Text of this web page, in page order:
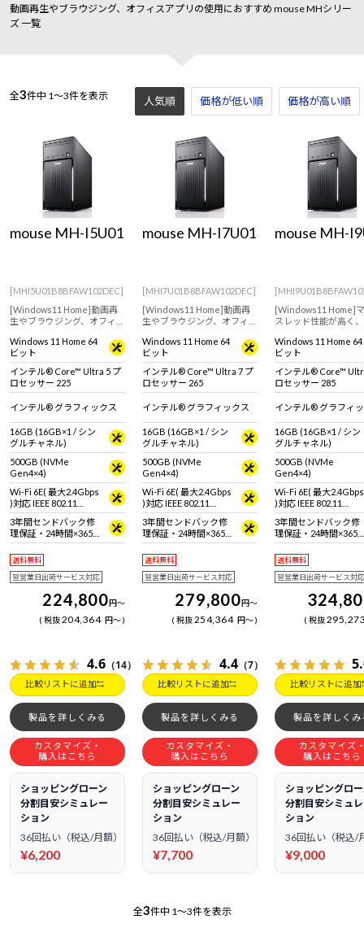
動画再生やブラウジング、オフィスアプリの使用におすすめ mouse MHシリー
ズ 一覧
全3件中 1～3件を表示 人気順 価格が低い順 価格が高い順
mouse MH-I5U01
[MHI5U01B8BFAW102DEC]
[Windows11 Home]動画再
生やブラウジング、オフィス
スタンダードデスクトップ
パソコン。【キーボード・マ
ウス標準付属】
Windows 11 Home 64
ビット
インテル® Core™ Ultra 5 プ
ロセッサー 225
インテル® グラフィックス
16GB (16GB×1 / シン
グルチャネル)
500GB (NVMe
Gen4×4)
Wi-Fi 6E( 最大2.4Gbps
)対応 IEEE 802.11
ax/ac/a/b/g/n準拠 ＋
Bluetooth 5内蔵
3年間センドバック修
理保証・24時間×365
日電話サポート
送料無料
翌営業日出荷サービス対応
224,800円～
税抜204,364 円～
4.6 （14）
比較リストに追加
製品を詳しくみる
カスタマイズ・
購入はこちら
ショッピングローン
分割目安シミュレー
ション
36回払い（税込/月額）
¥6,200
mouse MH-I7U01
[MHI7U01B8BFAW102DEC]
[Windows11 Home]動画再
生やブラウジング、オフィス
より快適な作業環境を実現
するスタンダードデスクト
ップパソコン。【キーボー
ド・マウス標準付属】
Windows 11 Home 64
ビット
インテル® Core™ Ultra 7 プ
ロセッサー 265
インテル® グラフィックス
16GB (16GB×1 / シン
グルチャネル)
500GB (NVMe
Gen4×4)
Wi-Fi 6E( 最大2.4Gbps
)対応 IEEE 802.11
ax/ac/a/b/g/n準拠 ＋
Bluetooth 5内蔵
3年間センドバック修
理保証・24時間×365
日電話サポート
送料無料
翌営業日出荷サービス対応
279,800円～
税抜254,364 円～
4.4 （7）
比較リストに追加
製品を詳しくみる
カスタマイズ・
購入はこちら
ショッピングローン
分割目安シミュレー
ション
36回払い（税込/月額）
¥7,700
mouse MH-
[Windows11 Home]
スレッド性能が高く
も快適に作業ができ
る用途で活躍可能な
ダードデスクトップ
ン。【キーボード・
準付属】
Windows 11 Home 64
ビット
インテル® Core™
ロセッサー 285
インテル® グラフィ
16GB (16GB×1 / シン
グルチャネル)
500GB (NVMe
Gen4×4)
Wi-Fi 6E( 最大2.4Gbps
)対応 IEEE 802.11
ax/ac/a/b/g/n準拠 ＋
Bluetooth 5内蔵
3年間センドバック修
理保証・24時間×365
日電話サポート
送料無料
翌営業日出荷サービス対応
税抜
比較リストに追加
製品を詳しくみ
カスタマイズ
購入はこちら
ショッピングロ
分割目安シミュ
ション
36回払い（税込/
¥9,000
全3件中 1～3件を表示